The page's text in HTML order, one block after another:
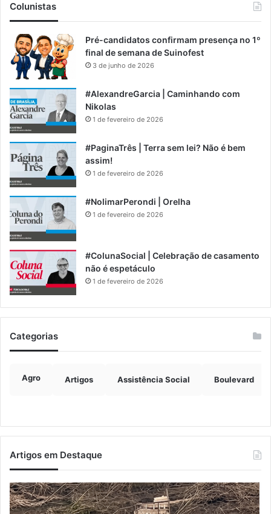
Colunistas
Pré-candidatos confirmam presença no 1º
final de semana de Suinofest
3 de junho de 2026
#AlexandreGarcia | Caminhando com
Nikolas
1 de fevereiro de 2026
#PaginaTrês | Terra sem lei? Não é bem
assim!
1 de fevereiro de 2026
#NolimarPerondi | Orelha
1 de fevereiro de 2026
#ColunaSocial | Celebração de casamento
não é espetáculo
1 de fevereiro de 2026
Categorias
Agro Artigos Assistência Social Boulevard
Artigos em Destaque
Turisvales
2026